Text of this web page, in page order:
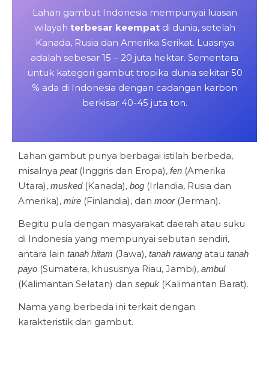
Lahan gambut Indonesia mempunyai luasan
wilayah terbesar keempat di dunia, setelah
Kanada, Rusia dan Amerika Serikat. Luasnya
adalah sebesar 15 – 20 juta hektar. Sementara
untuk kategori gambut tropika dunia sekitar 50
% ada di Indonesia dengan cadangan karbon
berkisar 40-45 juta ton.
Lahan gambut punya berbagai istilah berbeda,
misalnya peat(Inggris dan Eropa), fen (Amerika
Utara), musked(Kanada), bog (Irlandia, Rusia dan
Amerika), mire (Finlandia), dan moor(Jerman).
Begitu pula dengan masyarakat daerah atau suku
di Indonesia yang mempunyai sebutan sendiri,
antara lain tanah hitam (Jawa), tanah rawang atau tanah
payo (Sumatera, khususnya Riau, Jambi), ambul
(Kalimantan Selatan) dan sepuk (Kalimantan Barat).
Nama yang berbeda ini terkait dengan
karakteristik dari gambut.